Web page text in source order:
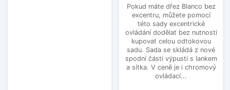
Pokud máte dřez Blanco bez
excentru, můžete pomocí
této sady excentrické
ovládání dodělat bez nutnosti
kupovat celou odtokovou
sadu. Sada se skládá z nové
spodní části výpusti s lankem
a sítka. V ceně je i chromový
ovládací...